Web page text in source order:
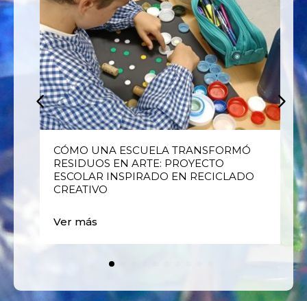
CÓMO UNA ESCUELA TRANSFORMÓ
RESIDUOS EN ARTE: PROYECTO
ESCOLAR INSPIRADO EN RECICLADO
CREATIVO
Ver más